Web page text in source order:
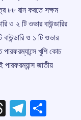
৮৮ রান করতে সক্ষম
ও ২ টি ওভার বাউন্ডারির
ও ১ টি ওভার
পারফরম্যান্সে খুশি কোচ
জাতীয়
Threads